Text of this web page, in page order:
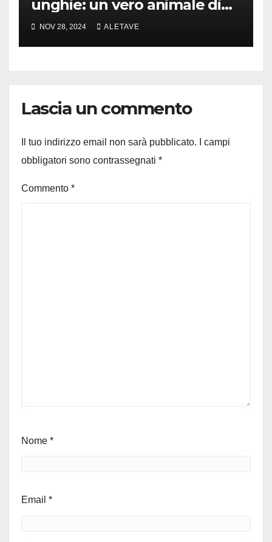
unghie: un vero animale di
cui parlare
NOV 28, 2024 ALETAVE
Lascia un commento
Il tuo indirizzo email non sarà pubblicato.
I campi
obbligatori sono contrassegnati *
Commento *
Nome *
Email *